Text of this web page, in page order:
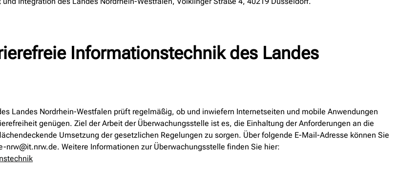
Informationstechnik des Landes
Landes Nordrhein-Westfalen prüft regelmäßig, ob und inwiefern Internetseiten und mobile Anwendungen
genügen. Ziel der Arbeit der Überwachungsstelle ist es, die Einhaltung der Anforderungen an die
Umsetzung der gesetzlichen Regelungen zu sorgen. Über folgende E-Mail-Adresse können Sie
Weitere Informationen zur Überwachungsstelle finden Sie hier: